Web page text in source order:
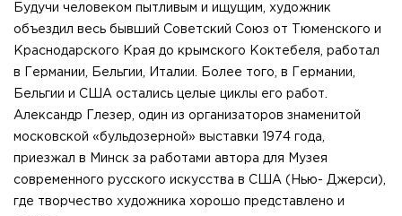
Будучи человеком пытливым и ищущим, художник
объездил весь бывший Советский Союз от Тюменского и
Краснодарского Края до крымского Коктебеля, работал
в Германии, Бельгии, Италии. Более того, в Германии,
Бельгии и США остались целые циклы его работ.
Александр Глезер, один из организаторов знаменитой
московской «бульдозерной» выставки 1974 года,
приезжал в Минск за работами автора для Музея
современного русского искусства в США (Нью- Джерси),
где творчество художника хорошо представлено и